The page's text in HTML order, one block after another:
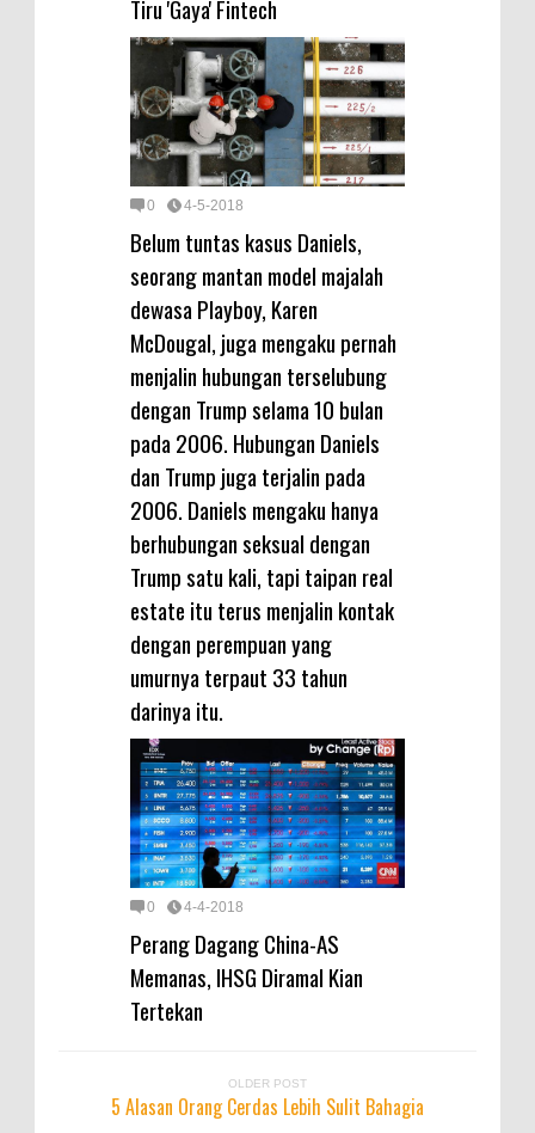
Tiru 'Gaya' Fintech
0 4-5-2018
Belum tuntas kasus Daniels,
seorang mantan model majalah
dewasa Playboy, Karen
McDougal, juga mengaku pernah
menjalin hubungan terselubung
dengan Trump selama 10 bulan
pada 2006. Hubungan Daniels
dan Trump juga terjalin pada
2006. Daniels mengaku hanya
berhubungan seksual dengan
Trump satu kali, tapi taipan real
estate itu terus menjalin kontak
dengan perempuan yang
umurnya terpaut 33 tahun
darinya itu.
0 4-4-2018
Perang Dagang China-AS
Memanas, IHSG Diramal Kian
Tertekan
OLDER POST
5 Alasan Orang Cerdas Lebih Sulit Bahagia